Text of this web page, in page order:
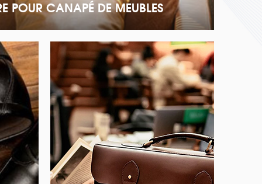
POUR CANAPÉ DE MEUBLES